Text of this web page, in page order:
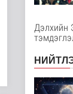
Дэлхийн